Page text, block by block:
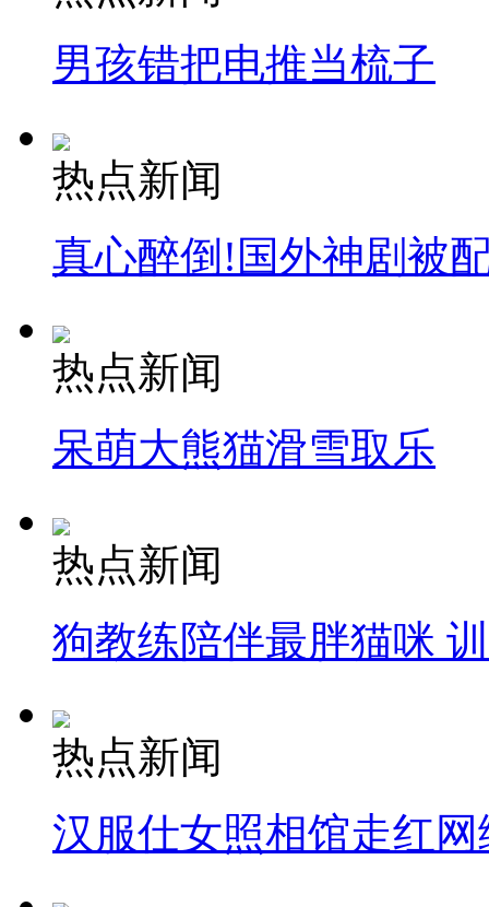
男孩错把电推当梳子
热点新闻
真心醉倒!国外神剧被
热点新闻
呆萌大熊猫滑雪取乐
热点新闻
狗教练陪伴最胖猫咪
热点新闻
汉服仕女照相馆走红网